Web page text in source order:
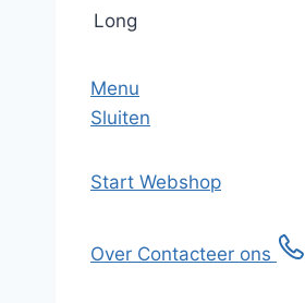
Long
Menu
Sluiten
Start Webshop
Over Contacteer ons